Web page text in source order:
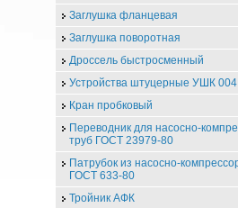
Заглушка фланцевая
Заглушка поворотная
Дроссель быстросменный
Устройства штуцерные УШК
Кран пробковый
Переводник для насосно-
труб ГОСТ 23979-80
Патрубок из насосно-
ГОСТ 633-80
Тройник АФК